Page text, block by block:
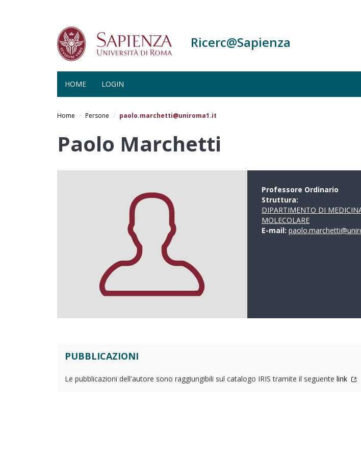
Ricerc@Sapienza
HOME LOGIN
Home Persone paolo.marchetti@uniroma1.it
Paolo Marchetti
Professore Ordinario
Struttura:
DIPARTIMENTO DI
MOLECOLARE
E-mail:
PUBBLICAZIONI
Le pubblicazioni dell'autore sono raggiungibili sul catalogo IRIS tramite il seguente link